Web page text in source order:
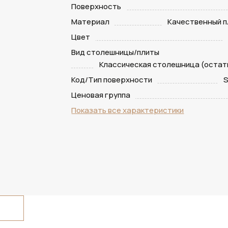
Поверхность
Материал
Качественный
Цвет
Вид столешницы/плиты
Классическая столешница
Код/Тип поверхности
Ценовая группа
Показать все характеристики